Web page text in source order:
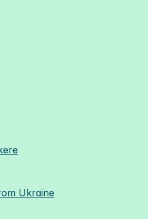
Ukraine